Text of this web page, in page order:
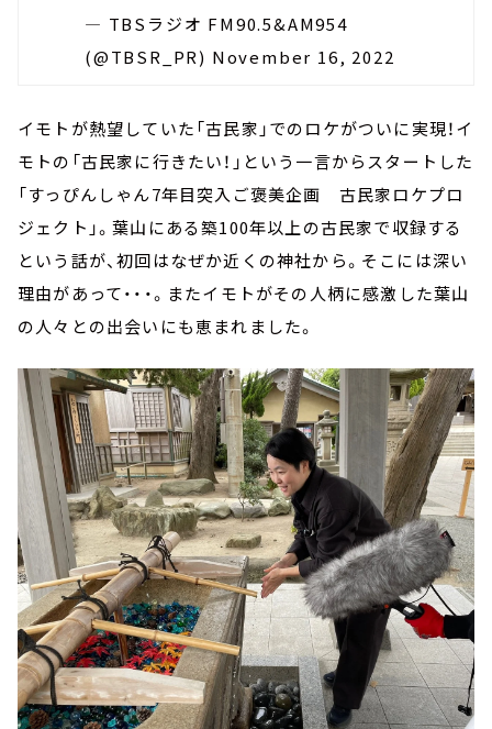
— TBSラジオ FM90.5&AM954
(@TBSR_PR) November 16, 2022
イモトが熱望していた「古民家」でのロケがついに実現！イ
モトの「古民家に行きたい！」という一言からスタートした
「すっぴんしゃん7年目突入ご褒美企画 古民家ロケプロ
ジェクト」。葉山にある築100年以上の古民家で収録する
という話が、初回はなぜか近くの神社から。そこには深い
理由があって・・・。またイモトがその人柄に感激した葉山
の人々との出会いにも恵まれました。